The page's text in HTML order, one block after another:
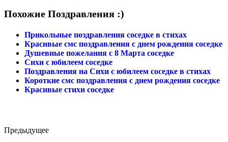
Похожие Поздравления :)
Прикольные поздравления соседке в стихах
Красивые смс поздравления с днем рождения соседке
Душевные пожелания с 8 Марта соседке
Сихи с юбилеем соседке
Поздравления на Сихи с юбилеем соседке в стихах
Короткие смс поздравления с днем рождения соседке
Красивые стихи соседке
Предыдущее